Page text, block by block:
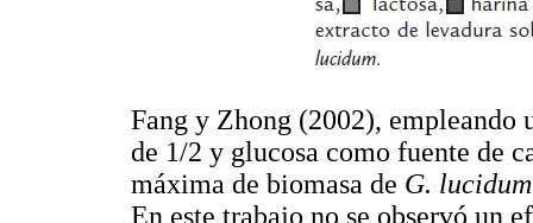
Fang y Zhong (2002), empleando
de 1/2 y glucosa como fuente de
máxima de biomasa de G. lucidum
En este trabajo no se observó un